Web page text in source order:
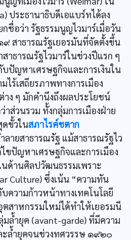
ประธานาธิบดีเอแบร์ทได้ลง
ชื่อว่า รัฐธรรมนูญไวมาร์เมื่อวัน
สาธารณรัฐเยอรมันที่จัดตั้งขึ้น
าธารณรัฐไวมาร์ในช่วงปีแรก ๆ
ปัญหาเศรษฐกิจและการเงินใน
ไร้เสถียรภาพทางการเมือง
าง ๆ มักคำนึงถึงผลประโยชน์
ส่วนรวม ทั้งกลุ่มการเมืองฝ่าย
ดขั้วในสภาไรค์ชตาก
ลายสาธารณรัฐ แม้สาธารณรัฐไว
ขปัญหาเศรษฐกิจและการเมือง
นด้านศิลปวัฒนธรรมเพราะ
Culture) ซึ่งเน้น “ความทัน
ความก้าวหน้าทางเทคโนโลยี
ตสาหกรรมใหม่ได้ทำให้เยอรมนี
ล้ำยุค (avant-garde) ที่มีความ
ะล้ำยุคจนช่วงทศวรรษ ๑๙๒๐